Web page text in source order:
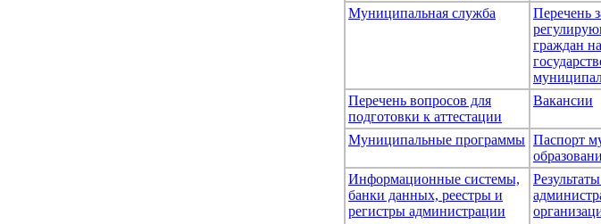
Муниципальная служба
Перечень
граждан на
Перечень вопросов для
подготовки к аттестации
Вакансии
Муниципальные программы Паспорт
Информационные системы,
банки данных, реестры и
регистры администрации